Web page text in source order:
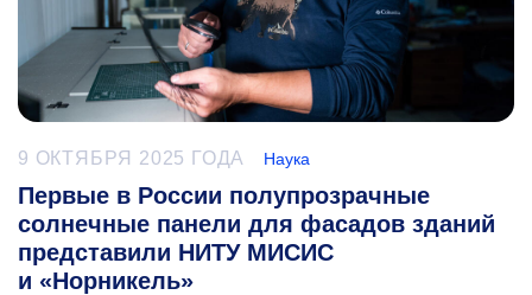
9 ОКТЯБРЯ 2025 ГОДА Наука
Первые в России полупрозрачные
солнечные панели для фасадов зданий
представили НИТУ МИСИС
и «Норникель»